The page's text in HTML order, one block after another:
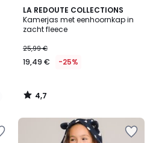
LA REDOUTE COLLECTIONS
Kamerjas met eenhoornkap in
zacht fleece
25,99 €
19,49 € -25%
4,7
/ 5
4,7
/